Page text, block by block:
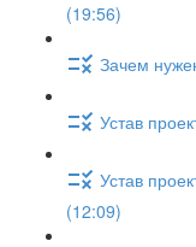
(19:56)
Зачем
Устав
Устав
(12:09)